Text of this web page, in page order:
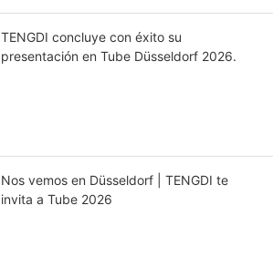
TENGDI concluye con éxito su
presentación en Tube Düsseldorf 2026.
Nos vemos en Düsseldorf | TENGDI te
invita a Tube 2026